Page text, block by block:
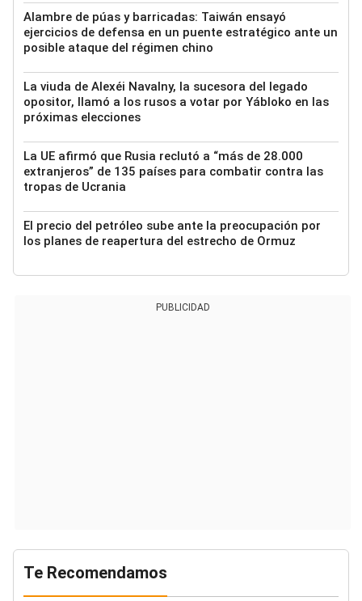
Alambre de púas y barricadas: Taiwán ensayó
ejercicios de defensa en un puente estratégico ante un
posible ataque del régimen chino
La viuda de Alexéi Navalny, la sucesora del legado
opositor, llamó a los rusos a votar por Yábloko en las
próximas elecciones
La UE afirmó que Rusia reclutó a “más de 28.000
extranjeros” de 135 países para combatir contra las
tropas de Ucrania
El precio del petróleo sube ante la preocupación por
los planes de reapertura del estrecho de Ormuz
PUBLICIDAD
Te Recomendamos